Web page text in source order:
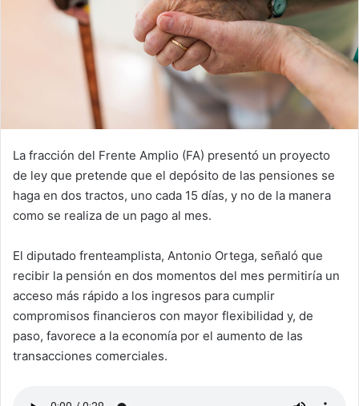
La fracción del Frente Amplio (FA) presentó un proyecto
de ley que pretende que el depósito de las pensiones se
haga en dos tractos, uno cada 15 días, y no de la manera
como se realiza de un pago al mes.
El diputado frenteamplista, Antonio Ortega, señaló que
recibir la pensión en dos momentos del mes permitiría un
acceso más rápido a los ingresos para cumplir
compromisos financieros con mayor flexibilidad y, de
paso, favorece a la economía por el aumento de las
transacciones comerciales.